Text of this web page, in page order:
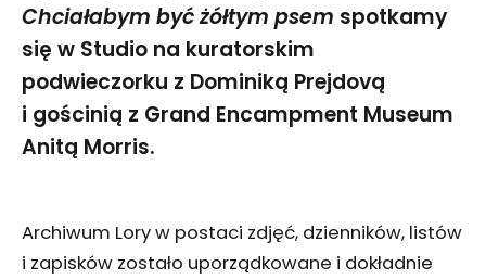
Chciałabym być żółtym psem spotkamy
się w Studio na kuratorskim
podwieczorku z Dominiką Prejdovą
i gościnią z Grand Encampment Museum
Anitą Morris.
Archiwum Lory w postaci zdjęć, dzienników, listów
i zapisków zostało uporządkowane i dokładnie